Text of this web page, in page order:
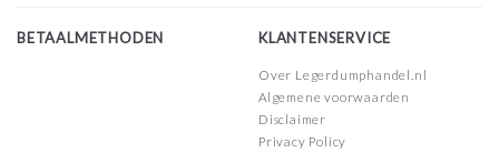
BETAALMETHODEN KLANTENSERVICE
Over Legerdumphandel.nl
Algemene voorwaarden
Disclaimer
Privacy Policy